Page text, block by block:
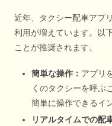
近年、タクシー配車アプ
利用が増えています。以
ことが推奨されます。
簡単な操作： アプリ
くのタクシーを呼ぶ
簡単に操作できるイ
リアルタイムでの配